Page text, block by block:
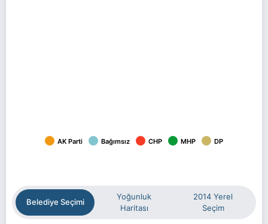
AK Parti Bağımsız CHP MHP DP
Belediye Seçimi
Yoğunluk
Haritası
2014 Yerel
Seçim